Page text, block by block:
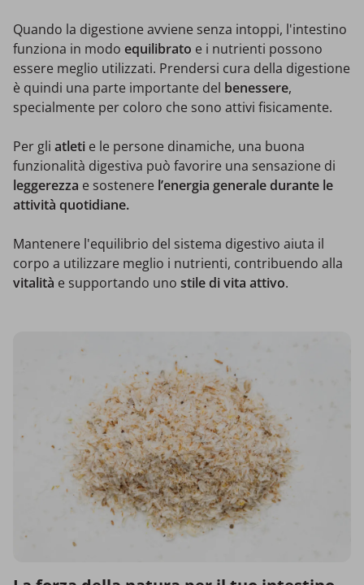
Quando la digestione avviene senza intoppi, l'intestino
funziona in modo equilibrato e i nutrienti possono
essere meglio utilizzati. Prendersi cura della digestione
è quindi una parte importante del benessere,
specialmente per coloro che sono attivi fisicamente.
Per gli atleti e le persone dinamiche, una buona
funzionalità digestiva può favorire una sensazione di
leggerezza e sostenere l’energia generale durante le
attività quotidiane.
Mantenere l'equilibrio del sistema digestivo aiuta il
corpo a utilizzare meglio i nutrienti, contribuendo alla
vitalità e supportando uno stile di vita attivo.